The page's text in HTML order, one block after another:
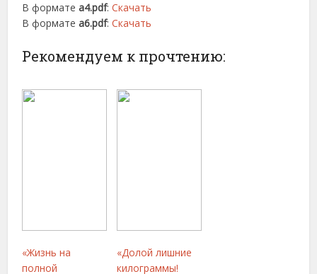
В форматеa4.pdf:Скачать
В форматеa6.pdf:Скачать
Рекомендуем к прочтению:
«Жизнь на
полной
«Долой лишние
килограммы!